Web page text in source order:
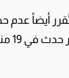
أيضاً